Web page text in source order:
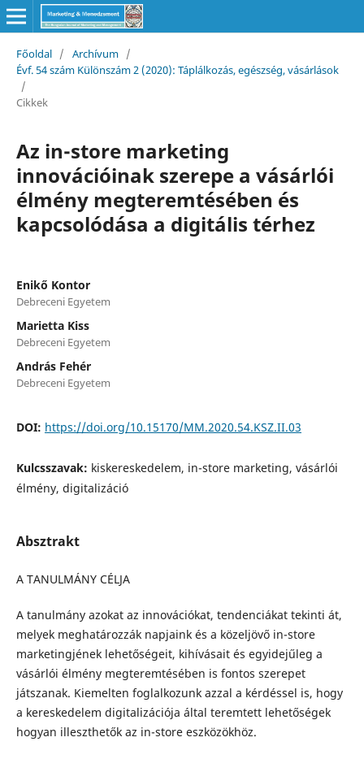
Főoldal / Archívum /
Évf. 54 szám Különszám 2 (2020): Táplálkozás, egészség, vásárlások
/
Cikkek
Az in-store marketing
innovációinak szerepe a vásárlói
élmény megteremtésében és
kapcsolódása a digitális térhez
Enikő Kontor
Debreceni Egyetem
Marietta Kiss
Debreceni Egyetem
András Fehér
Debreceni Egyetem
DOI: https://doi.org/10.15170/MM.2020.54.KSZ.II.03
Kulcsszavak: kiskereskedelem, in-store marketing, vásárlói
élmény, digitalizáció
Absztrakt
A TANULMÁNY CÉLJA
A tanulmány azokat az innovációkat, tendenciákat tekinti át,
melyek meghatározzák napjaink és a közeljövő in-store
marketingjének lehetőségeit, kihívásait és egyidejűleg a
vásárlói élmény megteremtésében is fontos szerepet
játszanak. Kiemelten foglalkozunk azzal a kérdéssel is, hogy
a kereskedelem digitalizációja által teremtett lehetőségek
hogyan illeszthetők az in-store eszközökhöz.